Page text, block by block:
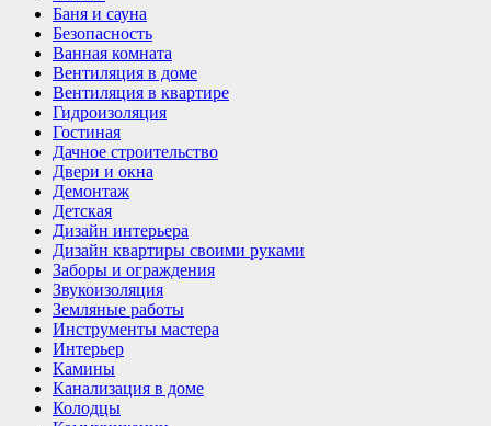
Баня и сауна
Безопасность
Ванная комната
Вентиляция в доме
Вентиляция в квартире
Гидроизоляция
Гостиная
Дачное строительство
Двери и окна
Демонтаж
Детская
Дизайн интерьера
Дизайн квартиры своими руками
Заборы и ограждения
Звукоизоляция
Земляные работы
Инструменты мастера
Интерьер
Камины
Канализация в доме
Колодцы